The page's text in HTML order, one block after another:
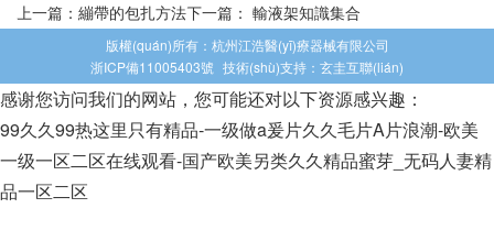
上一篇： 繃帶的包扎方法下一篇： 輸液架知識集合
版權(quán)所有：杭州江浩醫(yī)療器械有限公司
浙ICP備11005403號 技術(shù)支持： 玄圭互聯(lián)
感谢您访问我们的网站，您可能还对以下资源感兴趣：
99久久99热这里只有精品-一级做a爰片久久毛片A片浪潮-欧美
一级一区二区在线观看-国产欧美另类久久精品蜜芽_无码人妻精
品一区二区